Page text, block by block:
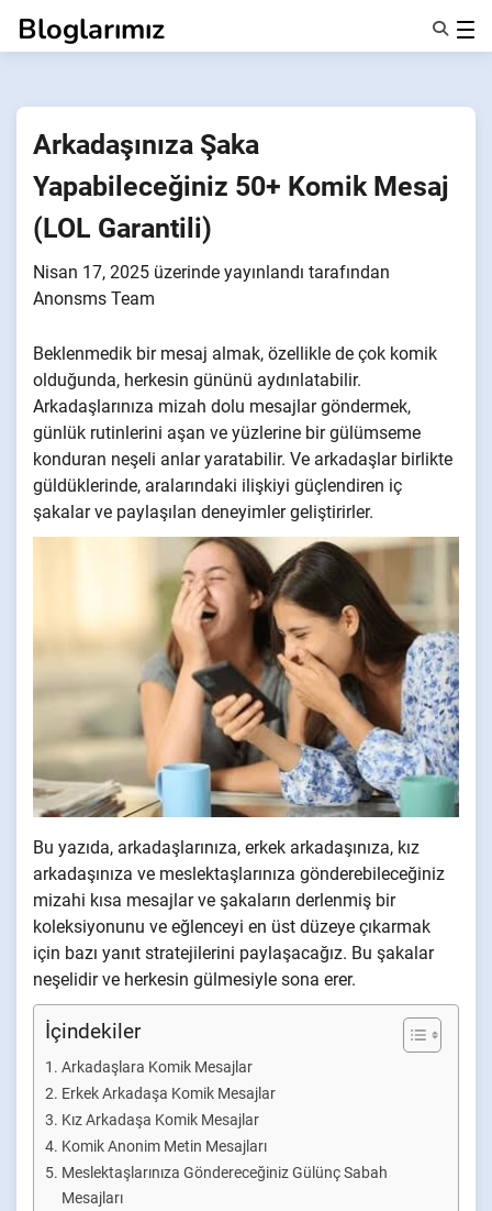
geçBloglarımız
Hakkımızda
Arkadaşınıza Şaka
Yapabileceğiniz 50+ Komik Mesaj
(LOL Garantili)
Nisan 17, 2025 üzerinde yayınlandı tarafından
Anonsms Team
Beklenmedik bir mesaj almak, özellikle de çok komik
olduğunda, herkesin gününü aydınlatabilir.
Arkadaşlarınıza mizah dolu mesajlar göndermek,
günlük rutinlerini aşan ve yüzlerine bir gülümseme
konduran neşeli anlar yaratabilir. Ve arkadaşlar birlikte
güldüklerinde, aralarındaki ilişkiyi güçlendiren iç
şakalar ve paylaşılan deneyimler geliştirirler.
Bu yazıda, arkadaşlarınıza, erkek arkadaşınıza, kız
arkadaşınıza ve meslektaşlarınıza gönderebileceğiniz
mizahi kısa mesajlar ve şakaların derlenmiş bir
koleksiyonunu ve eğlenceyi en üst düzeye çıkarmak
için bazı yanıt stratejilerini paylaşacağız. Bu şakalar
neşelidir ve herkesin gülmesiyle sona erer.
İçindekiler
Arkadaşlara Komik Mesajlar
Erkek Arkadaşa Komik Mesajlar
Kız Arkadaşa Komik Mesajlar
Komik Anonim Metin Mesajları
Meslektaşlarınıza Göndereceğiniz Gülünç Sabah
Mesajları